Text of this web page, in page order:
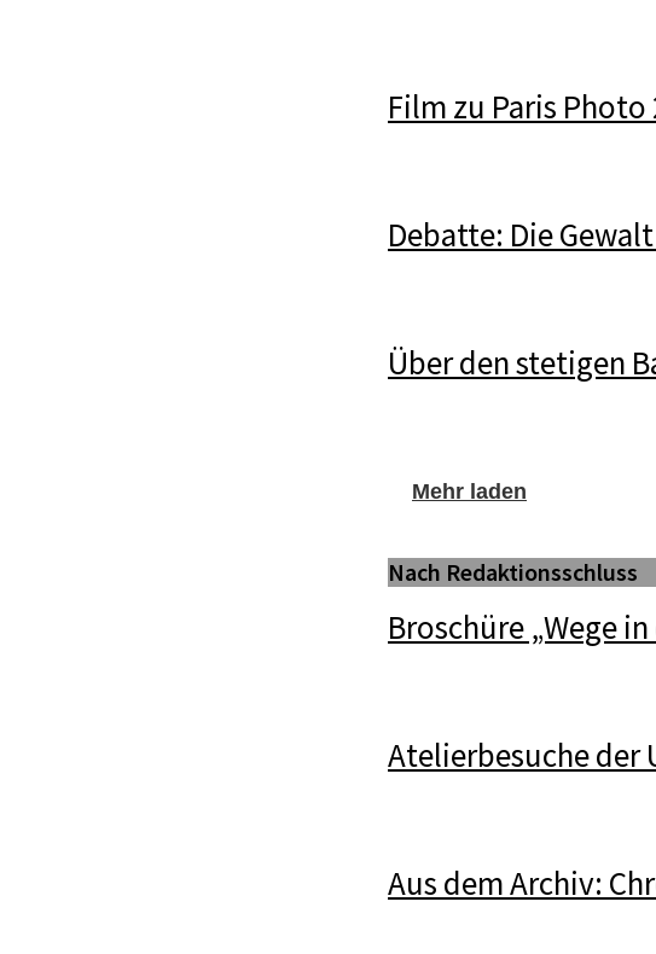
Film zu Paris Photo
Debatte: Die
Über den stetigen
Mehr laden
Nach Redaktionsschluss
Broschüre „Wege
Atelierbesuche der
Aus dem Archiv: